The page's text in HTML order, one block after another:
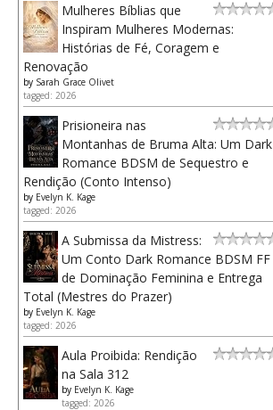
Mulheres Bíblias que
Inspiram Mulheres Modernas:
Histórias de Fé, Coragem e
Renovação
by Sarah Grace Olivet
tagged: 2026
Prisioneira nas
Montanhas de Bruma Alta: Um Dark
Romance BDSM de Sequestro e
Rendição (Conto Intenso)
by Evelyn K. Kage
tagged: 2026
A Submissa da Mistress:
Um Conto Dark Romance BDSM FF
de Dominação Feminina e Entrega
Total (Mestres do Prazer)
by Evelyn K. Kage
tagged: 2026
Aula Proibida: Rendição
na Sala 312
by Evelyn K. Kage
tagged: 2026